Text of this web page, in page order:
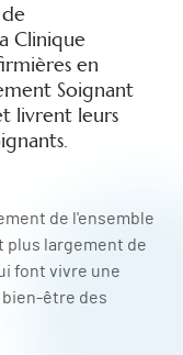
Clinique
en
Soignant
livrent leurs
de l'ensemble
plus largement de
font vivre une
être des